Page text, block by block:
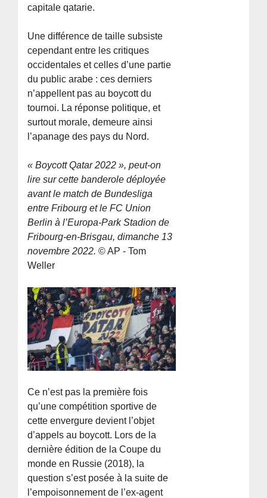
capitale qatarie.
Une différence de taille subsiste
cependant entre les critiques
occidentales et celles d’une partie
du public arabe : ces derniers
n’appellent pas au boycott du
tournoi. La réponse politique, et
surtout morale, demeure ainsi
l’apanage des pays du Nord.
« Boycott Qatar 2022 », peut-on
lire sur cette banderole déployée
avant le match de Bundesliga
entre Fribourg et le FC Union
Berlin à l’Europa-Park Stadion de
Fribourg-en-Brisgau, dimanche 13
novembre 2022. © AP - Tom
Weller
Ce n’est pas la première fois
qu’une compétition sportive de
cette envergure devient l’objet
d’appels au boycott. Lors de la
dernière édition de la Coupe du
monde en Russie (2018), la
question s’est posée à la suite de
l’empoisonnement de l’ex-agent